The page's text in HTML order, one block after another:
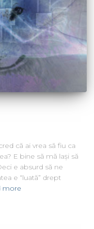
că ai vrea să fiu ca
E bine să mă lași să
e absurd să ne
e “luată” drept
more